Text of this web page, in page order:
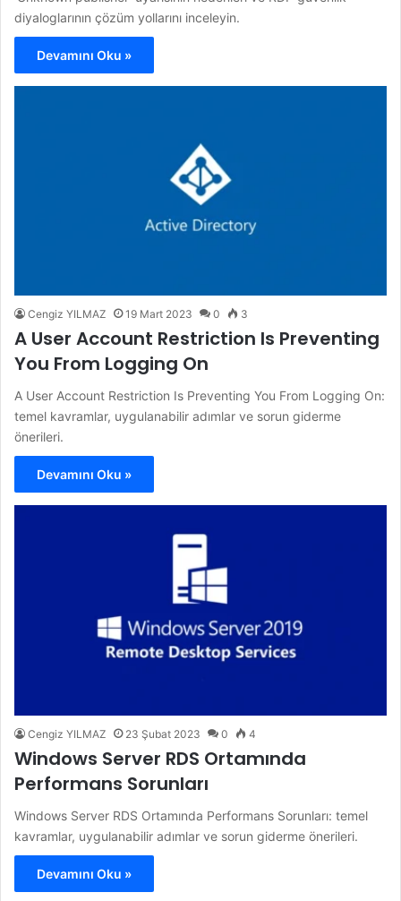
diyaloglarının çözüm yollarını inceleyin.
Devamını Oku »
Cengiz YILMAZ 19 Mart 2023 0 3
A User Account Restriction Is Preventing
You From Logging On
A User Account Restriction Is Preventing You From Logging On:
temel kavramlar, uygulanabilir adımlar ve sorun giderme
önerileri.
Devamını Oku »
Cengiz YILMAZ 23 Şubat 2023 0 4
Windows Server RDS Ortamında
Performans Sorunları
Windows Server RDS Ortamında Performans Sorunları: temel
kavramlar, uygulanabilir adımlar ve sorun giderme önerileri.
Devamını Oku »